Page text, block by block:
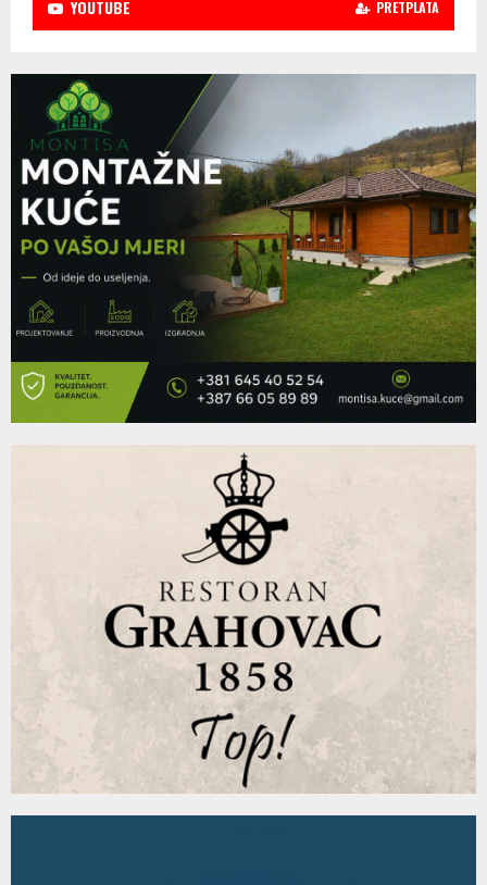
YOUTUBE PRETPLATA